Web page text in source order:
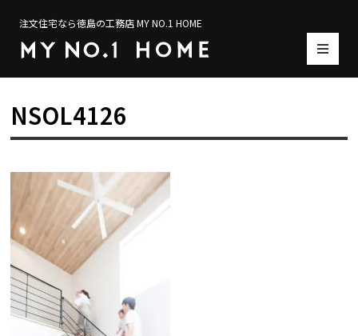
注文住宅なら徳島の工務店 MY NO.1 HOME
NSOL4126